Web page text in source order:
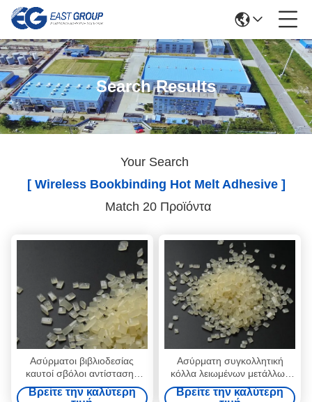
Search Results
Your Search
[ Wireless Bookbinding Hot Melt Adhesive ]
Match 20 Προϊόντα
Ασύρματοι βιβλιοδεσίας
καυτοί σβόλοι αντίστασης
θερμοκρασίας λειωμένων
μετάλλων συγκολλητικοί
Βρείτε την καλύτερη
Ασύρματη συγκολλητική
κόλλα λειωμένων μετάλλων
βιβλιοδεσίας καυτή για τις
σελίδες 7085-85-0 βιβλίων
Βρείτε την καλύτερη